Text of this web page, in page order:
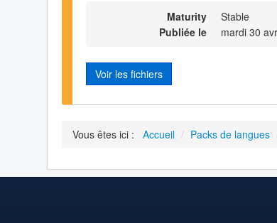
Maturity
Stable
Publiée le
mardi 30
Voir les fichiers
Vous êtes ici : Accueil / Packs de langues